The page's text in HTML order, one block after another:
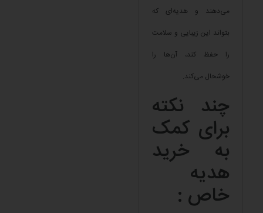
می‌دهند و هدیه‌ای که
بتواند این زیبایی و سلامت
را حفظ کند، آن‌ها را
خوشحال می‌کند.
چند نکته
برای کمک
به خرید
هدیه
خاص :